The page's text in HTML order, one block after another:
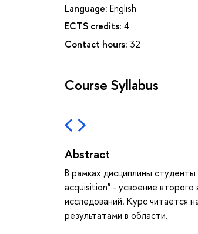
Language: English
ECTS credits: 4
Contact hours: 32
Course Syllabus
Abstract
В рамках дисциплины
acquisition" - усвоение второго
исследований. Курс читается
результатами в области.